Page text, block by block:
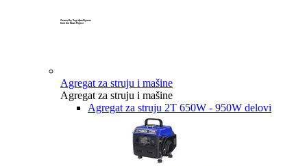
Created by Yogi Aprelliyanto
from the Noun Project
Agregat za struju i mašine
Agregat za struju i mašine
Agregat za struju 2T 650W - 950W delovi